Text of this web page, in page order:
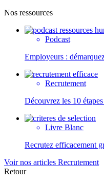
Nos ressources
Podcast
Employeurs :
Recrutement
Découvrez les 10
Livre Blanc
Recrutez efficacement
Voir nos articles Recrutement
Retour